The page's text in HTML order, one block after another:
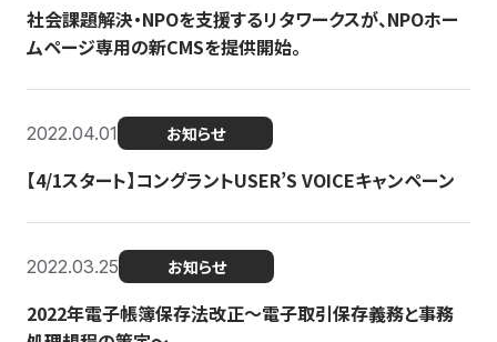
社会課題解決・NPOを支援するリタワークスが、NPOホー
ムページ専用の新CMSを提供開始。
2022.04.01 お知らせ
【4/1スタート】コングラントUSER’S VOICEキャンペーン
2022.03.25 お知らせ
2022年電子帳簿保存法改正～電子取引保存義務と事務